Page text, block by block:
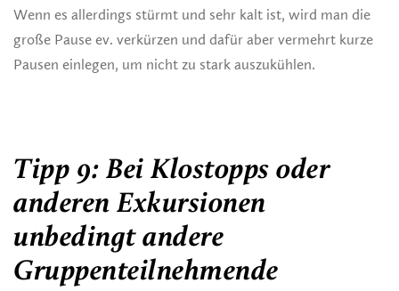
Wenn es allerdings stürmt und sehr kalt ist, wird man die
große Pause ev. verkürzen und dafür aber vermehrt kurze
Pausen einlegen, um nicht zu stark auszukühlen.
Tipp 9: Bei Klostopps oder
anderen Exkursionen
unbedingt andere
Gruppenteilnehmende